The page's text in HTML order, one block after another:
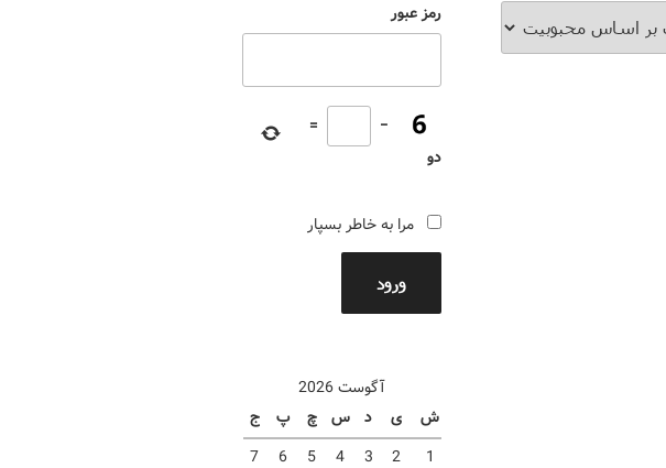
رمز عبور
−
=
دو
مرا به خاطر بسپار
ورود
آگوست 2026
ش
ی د س چ پ
ج
1
2
3
4
5
6
7